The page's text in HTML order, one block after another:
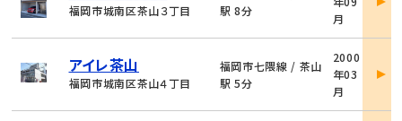
福岡市城南区茶山３丁目
駅 8分
月
詳
アイレ茶山
福岡市城南区茶山４丁目
福岡市七隈線 / 茶山
駅 5分
2000
年03
月
詳